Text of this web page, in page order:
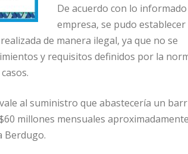
De acuerdo con lo
empresa, se pudo establecer
de manera ilegal, ya que no se
y requisitos definidos por la
al suministro que abastecería un
millones mensuales
Berdugo.